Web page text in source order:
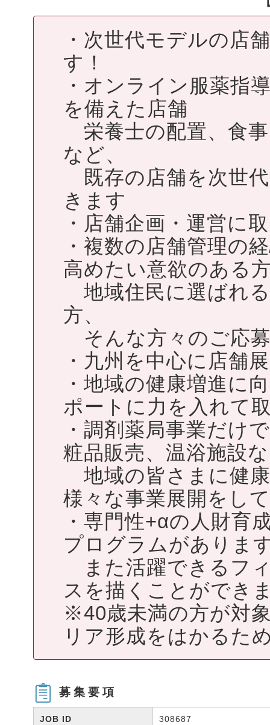
・次世代モデルの店
す！
・オンライン服薬指
を備えた店舗
栄養士の配置、食
など、
既存の店舗を次世
きます
・店舗企画・運営に
・複数の店舗管理の
高めたい意欲のある
地域住民に選ばれ
方、
そんな方々のご応
・九州を中心に店舗
・地域の健康増進に
ポートに力を入れて
・調剤薬局事業だけ
粧品販売、温浴施設
地域の皆さまに健
様々な事業展開をし
・専門性+αの人財育
プログラムがありま
また活躍できるフ
スを描くことができ
※40歳未満の方が対
リア形成をはかるた
募集要項
JOB ID 308687